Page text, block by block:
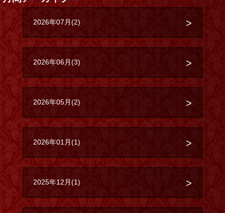
2026年07月(2)
2026年06月(3)
2026年05月(2)
2026年01月(1)
2025年12月(1)